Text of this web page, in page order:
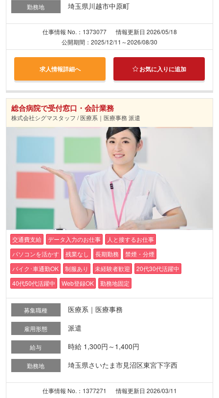
勤務地 埼玉県川越市中原町
仕事情報 No.：1373077
情報更新日 2026/05/18
公開期間：2025/12/11～2026/08/30
求人情報詳細へ お気に入りに追加
総合病院で受付窓口・会計業務
株式会社シグマスタッフ / 医療系｜医療事務 派遣
交通費支給 データ入力のお仕事
人と接するお仕事
パソコンを活かす
残業なし 長期勤務
禁煙・分煙
バイク･車通勤OK
制服あり 未経験者歓迎
20代30代活躍中
40代50代活躍中
Web登録OK 勤務地固定
募集職種 医療系｜医療事務
雇用形態 派遣
給与 時給 1,300円～1,400円
勤務地 埼玉県さいたま市見沼区東宮下字西
仕事情報 No.：1377271
情報更新日 2026/03/11